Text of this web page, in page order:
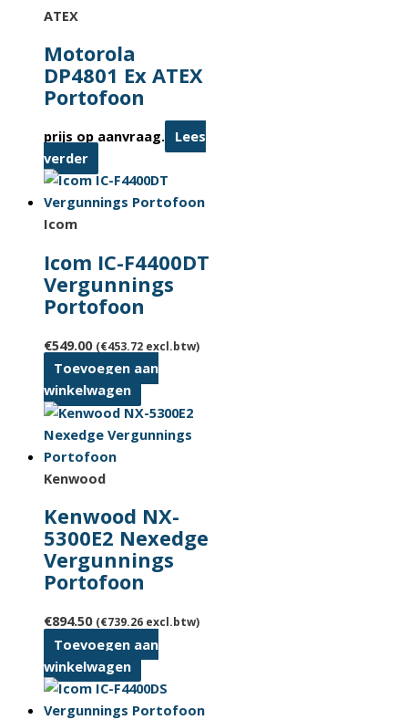
ATEX
Motorola
DP4801 Ex ATEX
Portofoon
prijs op aanvraag. Lees
verder
Icom
Icom IC-F4400DT
Vergunnings
Portofoon
€549.00 (€453.72 excl.btw)
Toevoegen aan
winkelwagen
Kenwood
Kenwood NX-
5300E2 Nexedge
Vergunnings
Portofoon
€894.50 (€739.26 excl.btw)
Toevoegen aan
winkelwagen